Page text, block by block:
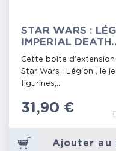
STAR WARS :
IMPERIAL DEATH
TROOPERS
Cette boîte
Star Wars : Légion , le
figurines,...
Prix
31,90 €
Ajouter au